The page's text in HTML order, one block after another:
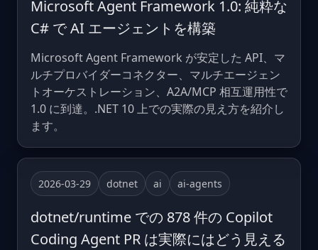
Microsoft Agent Framework 1.0: 純粋な
C# で AI エージェントを構築
Microsoft Agent Framework が安定した API、マ
ルチプロバイダーコネクター、マルチエージェン
トオーケストレーション、A2A/MCP 相互運用性で
1.0 に到達。.NET 10 上での実際の見え方を紹介し
ます。
2026-03-29 dotnet ai ai-agents
dotnet/runtime での 878 件の Copilot
Coding Agent PR は実際にはどう見える